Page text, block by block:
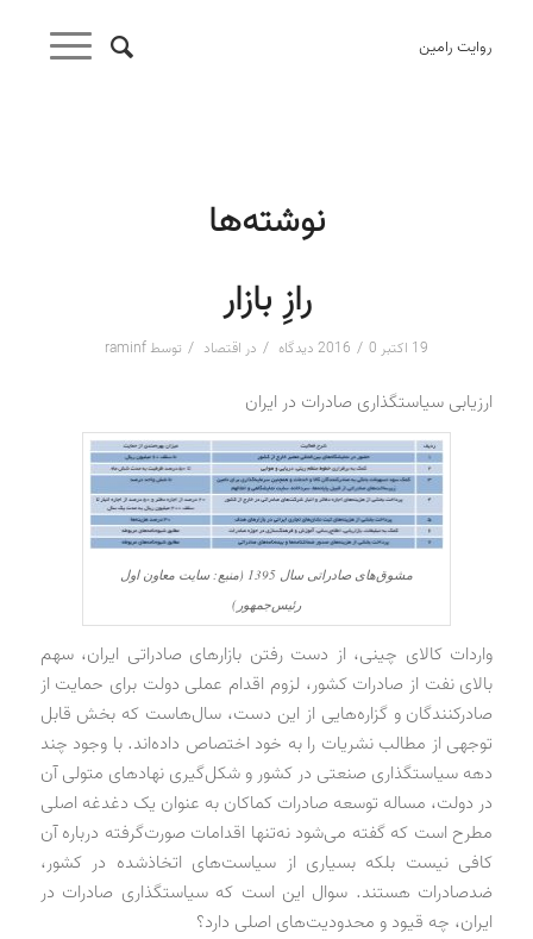
روایت رامین
نوشته‌ها
رازِ بازار
19 اکتبر 2016 / 0 دیدگاه / در اقتصاد / توسط raminf
ارزیابی سیاستگذاری صادرات در ایران
مشوق‌های صادراتی سال 1395 (منبع: سایت معاون اول
رئیس‌جمهور)
واردات کالای چینی، از دست رفتن بازارهای صادراتی ایران، سهم
بالای نفت از صادرات کشور، لزوم اقدام عملی دولت برای حمایت از
صادرکنندگان و گزاره‌هایی از این دست، سال‌هاست که بخش قابل
‌توجهی از مطالب نشریات را به خود اختصاص داده‌اند. با وجود چند
دهه سیاستگذاری صنعتی در کشور و شکل‌گیری نهادهای متولی آن
در دولت، مساله توسعه صادرات کماکان به عنوان یک دغدغه اصلی
مطرح است که گفته می‌شود نه‌تنها اقدامات صورت‌گرفته درباره آن
کافی نیست بلکه بسیاری از سیاست‌های اتخاذشده در کشور،
ضد‌صادرات هستند. سوال این است که سیاستگذاری صادرات در
ایران، چه قیود و محدودیت‌های اصلی دارد؟